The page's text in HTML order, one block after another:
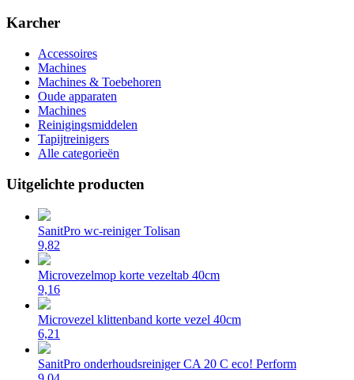
Karcher
Accessoires
Machines
Machines & Toebehoren
Oude apparaten
Machines
Reinigingsmiddelen
Tapijtreinigers
Alle categorieën
Uitgelichte producten
SanitPro wc-reiniger Tolisan
9,82
Microvezelmop korte vezeltab 40cm
9,16
Microvezel klittenband korte vezel 40cm
6,21
SanitPro onderhoudsreiniger CA 20 C eco! Perform